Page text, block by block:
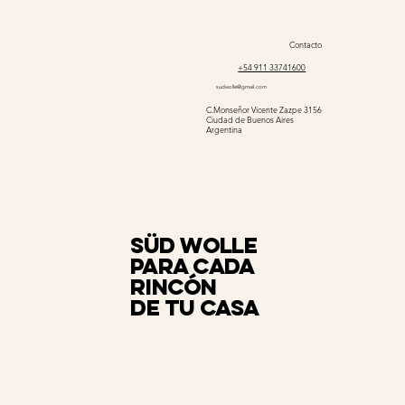
Süd Wolle
para cada
rincón
de tu casa
Contacto
+54 911 33741600
sudwolle@gmail.com
C.Monseñor Vicente Zazpe 3156
Ciudad de Buenos Aires
Argentina